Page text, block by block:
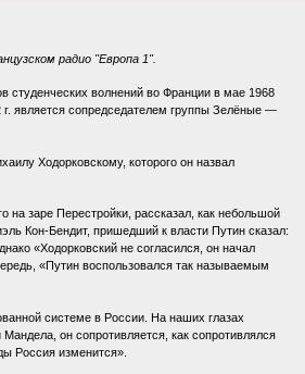
радио "Европа 1".
студенческих волнений во Франции в мае 1968
является сопредседателем группы Зелёные —
Ходорковскому, которого он назвал
на заре Перестройки, рассказал, как небольшой
Кон-Бендит, пришедший к власти Путин сказал:
«Ходорковский не согласился, он начал
«Путин воспользовался так называемым
системе в России. На наших глазах
он сопротивляется, как сопротивлялся
Россия изменится».